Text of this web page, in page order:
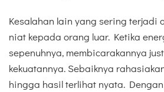
Kesalahan lain yang sering terjadi
niat kepada orang luar. Ketika
sepenuhnya, membicarakannya
kekuatannya. Sebaiknya
hingga hasil terlihat nyata.